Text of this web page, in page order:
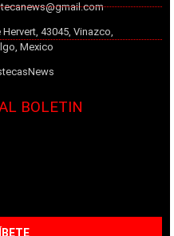
Hervert, 43045, Vinazco,
Mexico
BOLETIN